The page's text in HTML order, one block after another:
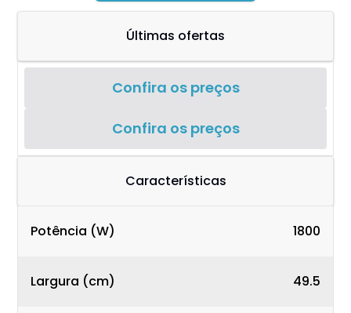
Últimas ofertas
Confira os preços
Confira os preços
Características
Potência (W) 1800
Largura (cm) 49.5